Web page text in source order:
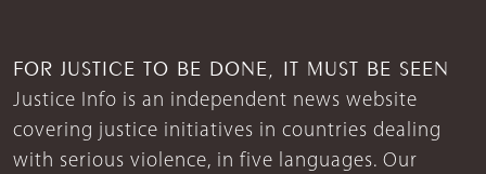
FOR JUSTICE TO BE DONE, IT MUST BE SEEN
Justice Info is an independent news website
covering justice initiatives in countries dealing
with serious violence, in five languages. Our